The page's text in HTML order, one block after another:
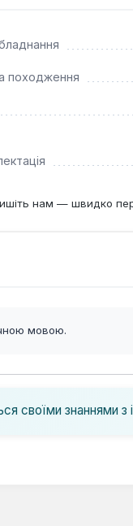
походження
нам — швидко
мовою.
своїми знаннями з